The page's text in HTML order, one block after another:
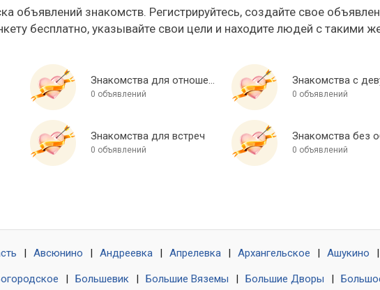
объявлений знакомств. Регистрируйтесь, создайте свое
бесплатно, указывайте свои цели и находите людей с такими
Знакомства для отношений
0 объявлений
Знакомства с
0 объявлений
Знакомства для встреч
0 объявлений 0 объявлений
Авсюнино Андреевка Апрелевка Архангельское Ашукино
Большевик Большие Вяземы Большие Дворы